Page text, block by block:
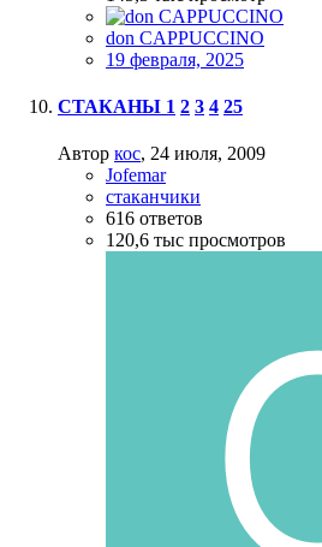
don CAPPUCCINO
19 февраля, 2025
СТАКАНЫ 1 2 3 4 25
Автор кос, 24 июля, 2009
Jofemar
стаканчики
616 ответов
120,6 тыс просмотров